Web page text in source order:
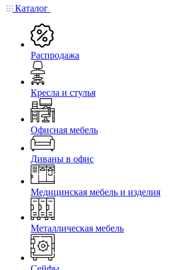
Каталог
Распродажа
Кресла и стулья
Офисная мебель
Диваны в офис
Медицинская мебель и изделия
Металлическая мебель